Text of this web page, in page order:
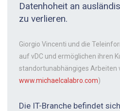
Datenhoheit an
zu verlieren.
Giorgio Vincenti und die
auf vDC und ermöglichen ihren
standortunabhängiges Arbeiten
www.michaelcalabro.com)
Die IT-Branche befindet